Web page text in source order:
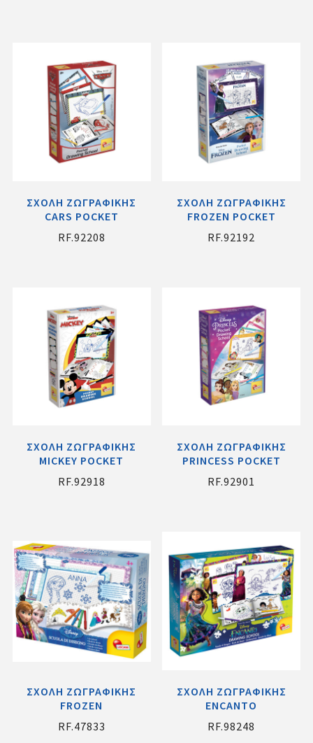
ΣΧΟΛΗ ΖΩΓΡΑΦΙΚΗΣ
CARS POCKET
RF.92208
ΣΧΟΛΗ ΖΩΓΡΑΦΙΚΗΣ
FROZEN POCKET
RF.92192
ΣΧΟΛΗ ΖΩΓΡΑΦΙΚΗΣ
MICKEY POCKET
RF.92918
ΣΧΟΛΗ ΖΩΓΡΑΦΙΚΗΣ
PRINCESS POCKET
RF.92901
ΣΧΟΛΗ ΖΩΓΡΑΦΙΚΗΣ
FROZEN
RF.47833
ΣΧΟΛΗ ΖΩΓΡΑΦΙΚΗΣ
ENCANTO
RF.98248